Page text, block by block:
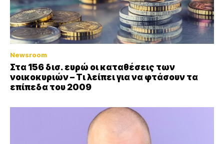
Newsroom
Στα 156 δισ. ευρώ οι καταθέσεις των
νοικοκυριών – Τι λείπει για να φτάσουν τα
επίπεδα του 2009